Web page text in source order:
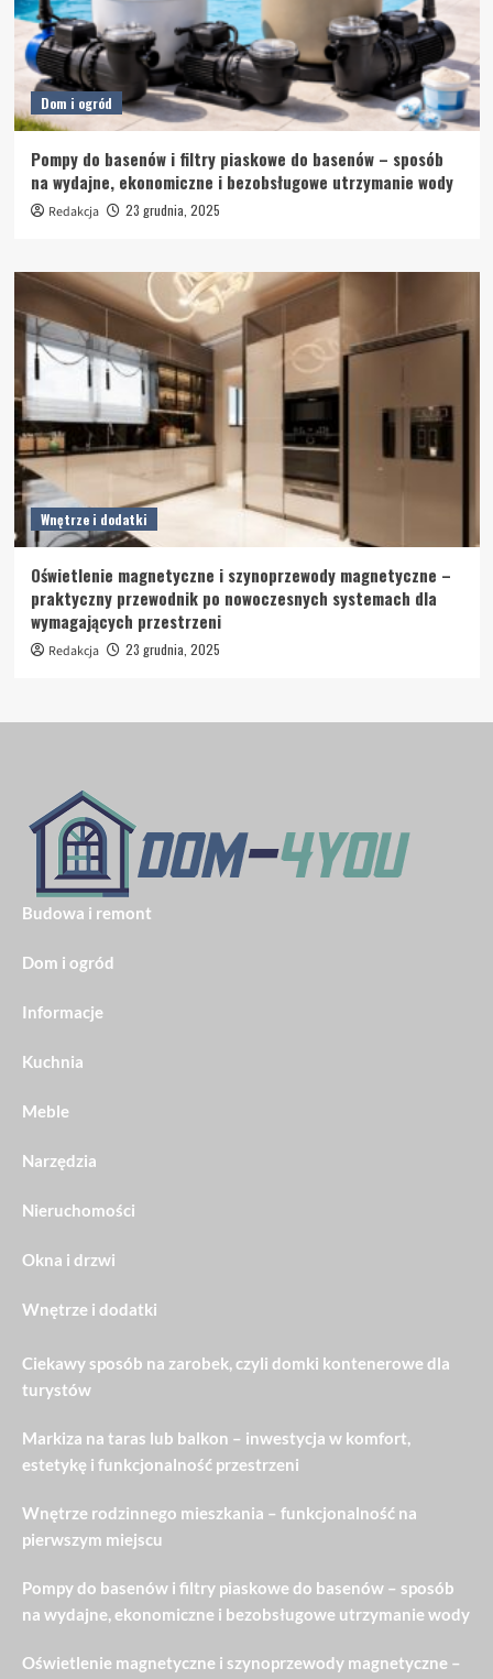
Dom i ogród
Pompy do basenów i filtry piaskowe do basenów – sposób
na wydajne, ekonomiczne i bezobsługowe utrzymanie wody
Redakcja 23 grudnia, 2025
Wnętrze i dodatki
Oświetlenie magnetyczne i szynoprzewody magnetyczne –
praktyczny przewodnik po nowoczesnych systemach dla
wymagających przestrzeni
Redakcja 23 grudnia, 2025
Budowa i remont
Dom i ogród
Informacje
Kuchnia
Meble
Narzędzia
Nieruchomości
Okna i drzwi
Wnętrze i dodatki
Ciekawy sposób na zarobek, czyli domki kontenerowe dla
turystów
Markiza na taras lub balkon – inwestycja w komfort,
estetykę i funkcjonalność przestrzeni
Wnętrze rodzinnego mieszkania – funkcjonalność na
pierwszym miejscu
Pompy do basenów i filtry piaskowe do basenów – sposób
na wydajne, ekonomiczne i bezobsługowe utrzymanie wody
Oświetlenie magnetyczne i szynoprzewody magnetyczne –